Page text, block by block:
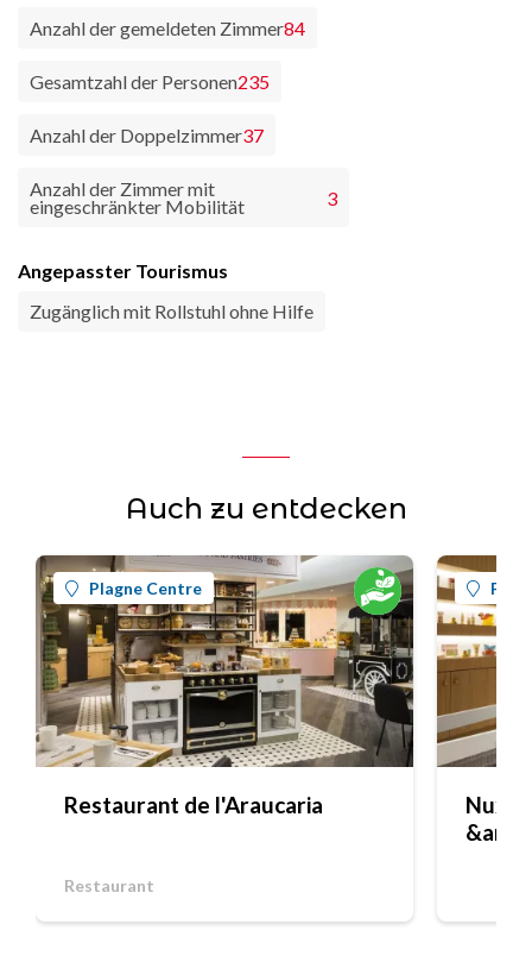
Anzahl der gemeldeten Zimmer84
Gesamtzahl der Personen235
Anzahl der Doppelzimmer37
Anzahl der Zimmer mit
eingeschränkter Mobilität 3
Angepasster Tourismus
Zugänglich mit Rollstuhl ohne Hilfe
Auch zu entdecken
Plagne Centre
Restaurant de l'Araucaria
Restaurant
Nuxe